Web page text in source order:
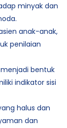
minyak dan
anak-anak,
penilaian
bentuk
indikator sisi
halus dan
dan